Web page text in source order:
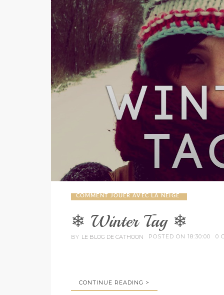
COMMENT JOUER AVEC LA NEIGE
❄ Winter Tag ❄
BY LE BLOG DE CATHOON POSTED ON 18:30:00 0
CONTINUE READING >